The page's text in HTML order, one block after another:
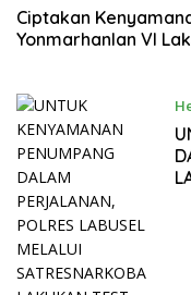
Ciptakan
Yonmarhanlan VI